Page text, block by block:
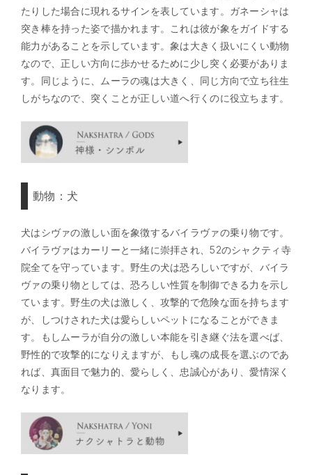
たりした場合に現れるサインを表しています。ガネーシャは
突き棒を持った姿で描かれます。これは彼が象をガイドする
能力があることを示しています。象は大きく扱いにくい動物
なので、正しい方向に歩かせるために少し突く必要がありま
す。同じように、ムーラの魂は大きく、同じ方向で立ち往生
しがちなので、突くことが正しい道へ行くのに役立ちます。
動物：犬
犬はシヴァの激しい面を象徴するバイラヴァの乗り物です。
バイラヴァはカーリーと一緒に崇拝され、52のシャクティ寺
院全てを守っています。野生の犬は恐ろしいですが、バイラ
ヴァの乗り物としては、恐ろしい性質を制御できる力を示し
ています。野生の犬は激しく、攻撃的で危険な面を持ちます
が、しつけされた犬は愛らしいペットになることができま
す。もしムーラが自分の激しい本能を引き継ぐ法を選べば、
野性的で攻撃的になりえますが、もし魂の成長を選ぶのであ
れば、真面目で魅力的、愛らしく、忠誠心があり、愛情深く
なります。